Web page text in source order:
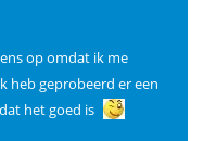
op omdat ik me
heb geprobeerd er een
het goed is